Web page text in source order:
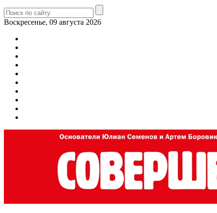
Воскресенье, 09 августа 2026